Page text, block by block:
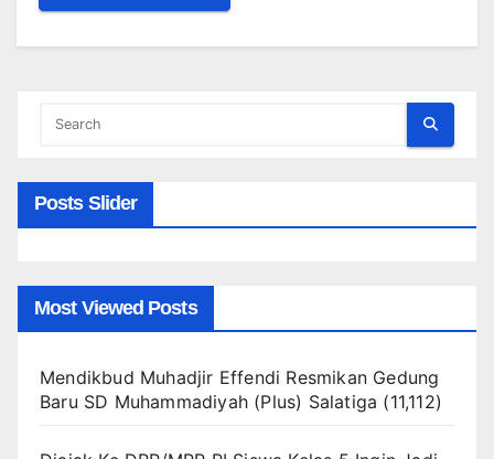
Posts Slider
Most Viewed Posts
Mendikbud Muhadjir Effendi Resmikan Gedung
Baru SD Muhammadiyah (Plus) Salatiga (11,112)